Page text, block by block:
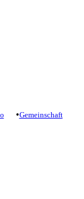
•Gemeinschaft